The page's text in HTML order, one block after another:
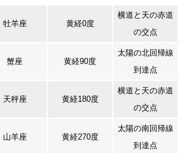
牡羊座 黄経0度
横道と天の赤道
の交点
蟹座 黄経90度
太陽の北回帰線
到達点
天秤座 黄経180度
横道と天の赤道
の交点
山羊座 黄経270度
太陽の南回帰線
到達点